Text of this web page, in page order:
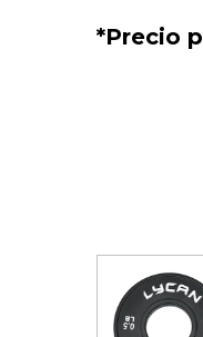
*Precio